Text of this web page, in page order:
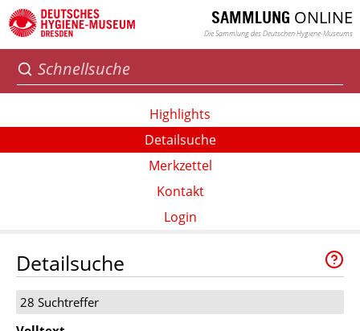
SAMMLUNG ONLINE
Die Sammlung des Deutschen Hygiene-Museums
Highlights
Detailsuche
Merkzettel
Kontakt
Login
Detailsuche
28 Suchtreffer